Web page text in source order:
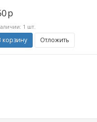
p
1 шт.
корзину Отложить